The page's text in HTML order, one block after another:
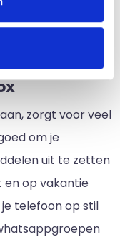
te bereiken
zorgt voor veel
om je
uit te zetten
en op vakantie
telefoon op stil